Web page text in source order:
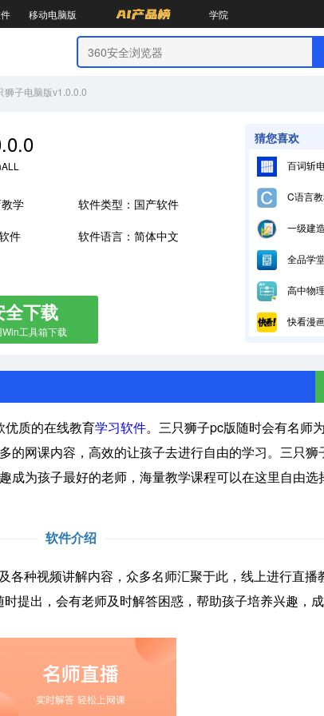
移动电脑版 学院
狮子电脑版v1.0.0.0
学
软件类型：国产软件
件
软件语言：简体中文
全下载
Win工具箱下载
猜您喜欢
百词斩
C语言
一级建
全品学
高中物
快看漫
优质的在线教育学习软件。三只狮子pc版随时会有名师
的网课内容，高效的让孩子去进行自由的学习。三只狮
成为孩子最好的老师，海量教学课程可以在这里自由选
软件介绍
种视频讲解内容，众多名师汇聚于此，线上进行直播
提出，会有老师及时解答困惑，帮助孩子培养兴趣，